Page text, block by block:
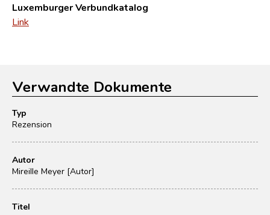
Luxemburger Verbundkatalog
Link
Verwandte Dokumente
Typ
Rezension
Autor
Mireille Meyer [Autor]
Titel